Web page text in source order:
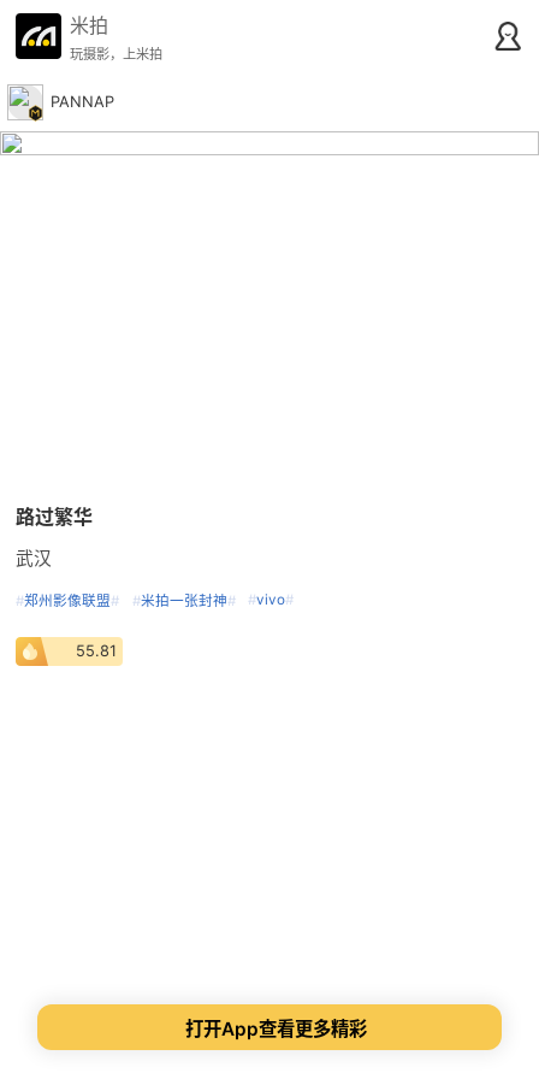
米拍
玩摄影，上米拍
PANNAP
路过繁华
武汉
#郑州影像联盟# #米拍一张封神# #vivo#
55.81
打开App查看更多精彩